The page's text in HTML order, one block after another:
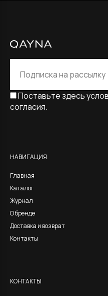
Поставьте здесь
согласия.
НАВИГАЦИЯ
Главная
Каталог
Журнал
О бренде
Доставка и возврат
Контакты
КОНТАКТЫ